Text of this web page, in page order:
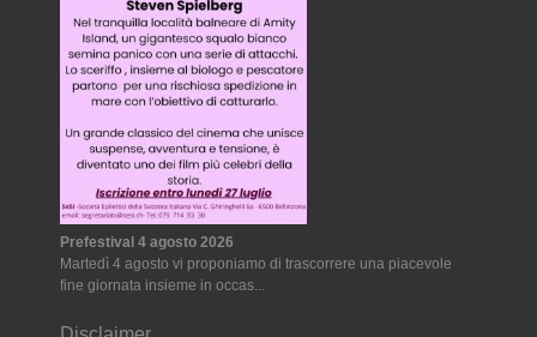
Prefestival 4 agosto 2026
Martedì 4 agosto vi proponiamo di trascorrere una piacevole
fine giornata insieme in occas...